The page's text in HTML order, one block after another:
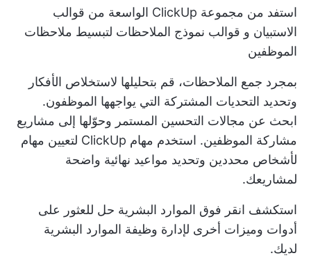
استفد من مجموعة ClickUp الواسعة من
قوالب
الاستبيان و قوالب نموذج الملاحظات لتبسيط ملاحظات
الموظفين
بمجرد جمع الملاحظات، قم بتحليلها لاستخلاص الأفكار
وتحديد التحديات المشتركة التي يواجهها الموظفون.
ابحث عن مجالات التحسين المستمر وحوّلها إلى مشاريع
مشاركة الموظفين. استخدم مهام ClickUp
لتعيين مهام
لأشخاص محددين وتحديد مواعيد نهائية واضحة
لمشاريعك.
استكشف انقر فوق الموارد البشرية حل للعثور على
أدوات وميزات أخرى لإدارة وظيفة الموارد البشرية
لديك.